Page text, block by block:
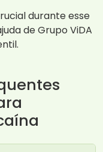
durante esse
de Grupo ViDA